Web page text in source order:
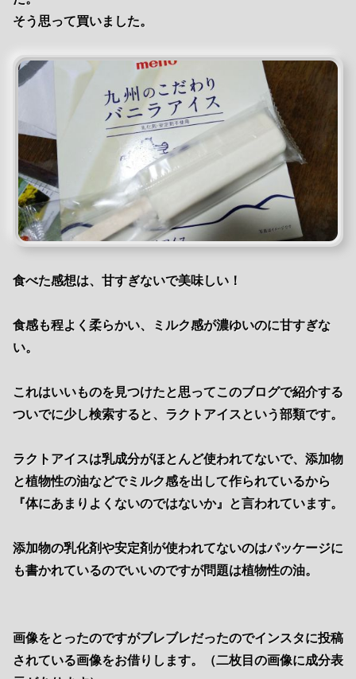
そう思って買いました。
食べた感想は、甘すぎないで美味しい！
食感も程よく柔らかい、ミルク感が濃ゆいのに甘すぎな
い。
これはいいものを見つけたと思ってこのブログで紹介する
ついでに少し検索すると、ラクトアイスという部類です。
ラクトアイスは乳成分がほとんど使われてないで、添加物
と植物性の油などでミルク感を出して作られているから
『体にあまりよくないのではないか』と言われています。
添加物の乳化剤や安定剤が使われてないのはパッケージに
も書かれているのでいいのですが問題は植物性の油。
画像をとったのですがブレブレだったのでインスタに投稿
されている画像をお借りします。（二枚目の画像に成分表